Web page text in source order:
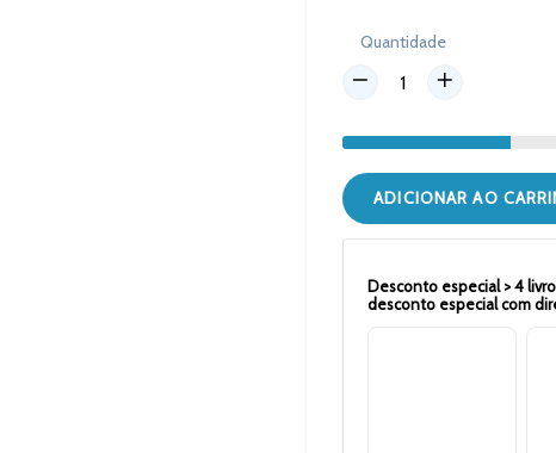
Quantidade
ADICIONAR AO
Desconto especial > 4
desconto especial com